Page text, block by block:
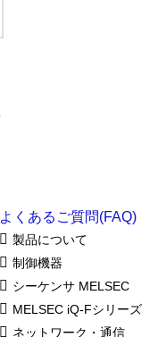
よくあるご質問(FAQ)
製品について
制御機器
シーケンサ MELSEC
MELSEC iQ-Fシリーズ
ネットワーク・通信